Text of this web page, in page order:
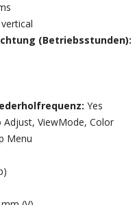
(Betriebsstunden):
Yes
Adjust, ViewMode, Color
Menu